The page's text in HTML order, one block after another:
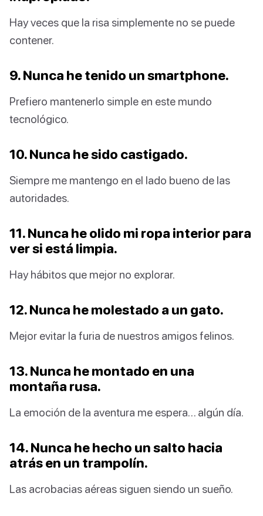
Hay veces que la risa simplemente no se puede
contener.
9. Nunca he tenido un smartphone.
Prefiero mantenerlo simple en este mundo
tecnológico.
10. Nunca he sido castigado.
Siempre me mantengo en el lado bueno de las
autoridades.
11. Nunca he olido mi ropa interior para
ver si está limpia.
Hay hábitos que mejor no explorar.
12. Nunca he molestado a un gato.
Mejor evitar la furia de nuestros amigos felinos.
13. Nunca he montado en una
montaña rusa.
La emoción de la aventura me espera… algún día.
14. Nunca he hecho un salto hacia
atrás en un trampolín.
Las acrobacias aéreas siguen siendo un sueño.